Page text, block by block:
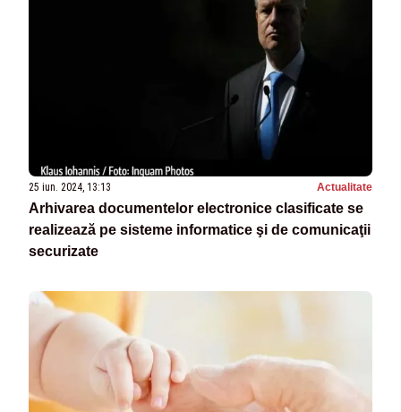
25 iun. 2024, 13:13 Actualitate
Arhivarea documentelor electronice clasificate se
realizează pe sisteme informatice şi de comunicaţii
securizate